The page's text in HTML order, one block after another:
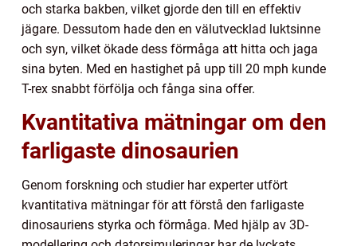
och starka bakben, vilket gjorde den till en effektiv
jägare. Dessutom hade den en välutvecklad luktsinne
och syn, vilket ökade dess förmåga att hitta och jaga
sina byten. Med en hastighet på upp till 20 mph kunde
T-rex snabbt förfölja och fånga sina offer.
Kvantitativa mätningar om den
farligaste dinosaurien
Genom forskning och studier har experter utfört
kvantitativa mätningar för att förstå den farligaste
dinosauriens styrka och förmåga. Med hjälp av 3D-